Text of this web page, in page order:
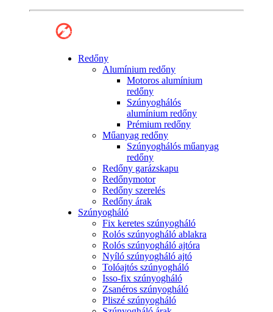
Redőny
Alumínium redőny
Motoros alumínium
redőny
Szúnyoghálós
alumínium redőny
Prémium redőny
Műanyag redőny
Szúnyoghálós műanyag
redőny
Redőny garázskapu
Redőnymotor
Redőny szerelés
Redőny árak
Szúnyogháló
Fix keretes szúnyogháló
Rolós szúnyogháló ablakra
Rolós szúnyogháló ajtóra
Nyíló szúnyogháló ajtó
Tolóajtós szúnyogháló
Isso-fix szúnyogháló
Zsanéros szúnyogháló
Pliszé szúnyogháló